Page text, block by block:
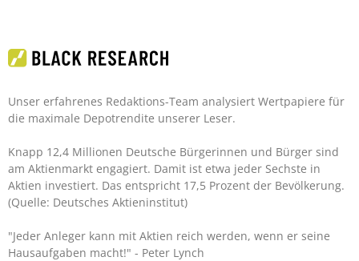
Unser erfahrenes Redaktions-Team analysiert Wertpapiere für
die maximale Depotrendite unserer Leser.
Knapp 12,4 Millionen Deutsche Bürgerinnen und Bürger sind
am Aktienmarkt engagiert. Damit ist etwa jeder Sechste in
Aktien investiert. Das entspricht 17,5 Prozent der Bevölkerung.
(Quelle: Deutsches Aktieninstitut)
"Jeder Anleger kann mit Aktien reich werden, wenn er seine
Hausaufgaben macht!" - Peter Lynch